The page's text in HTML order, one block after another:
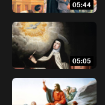
05:44
05:05